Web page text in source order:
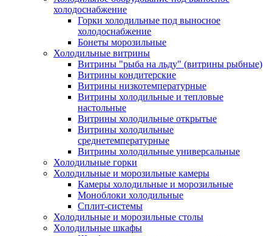
холодоснабжение
Горки холодильные под выносное
холодоснабжение
Бонеты морозильные
Холодильные витрины
Витрины "рыба на льду" (витрины рыбные)
Витрины кондитерские
Витрины низкотемпературные
Витрины холодильные и тепловые
настольные
Витрины холодильные открытые
Витрины холодильные
среднетемпературные
Витрины холодильные универсальные
Холодильные горки
Холодильные и морозильные камеры
Камеры холодильные и морозильные
Моноблоки холодильные
Сплит-системы
Холодильные и морозильные столы
Холодильные шкафы